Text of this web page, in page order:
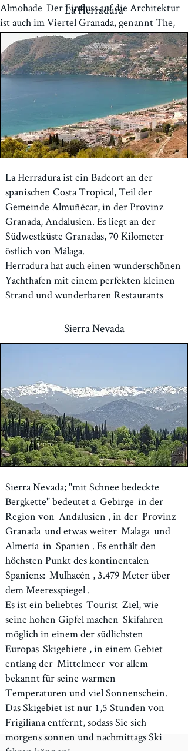
Almohade Der Einfluss auf die Architektur
ist auch im Viertel Granada, genannt The,
erhalten geblieben Albaicín mit seinen
schönen Beispielen der maurischen und
Morisco Konstruktion.
Granada ist nur eine Autostunde von
Frigiliana entfernt und ein ausgezeichneter
Tagesausflug, aber buchen Sie Ihre Tickets
für die Alhambra im Voraus!
La Herradura
La Herradura ist ein Badeort an der
spanischen Costa Tropical, Teil der
Gemeinde Almuñécar, in der Provinz
Granada, Andalusien. Es liegt an der
Südwestküste Granadas, 70 Kilometer
östlich von Málaga.
Herradura hat auch einen wunderschönen
Yachthafen mit einem perfekten kleinen
Strand und wunderbaren Restaurants
Sierra Nevada
Sierra Nevada; "mit Schnee bedeckte
Bergkette" bedeutet a Gebirge in der
Region von Andalusien , in der Provinz
Granada und etwas weiter Malaga und
Almería in Spanien . Es enthält den
höchsten Punkt des kontinentalen
Spaniens: Mulhacén , 3.479 Meterüber
dem Meeresspiegel .
Es ist ein beliebtes Tourist Ziel, wie
seine hohen Gipfel machen Skifahren
möglich in einem der südlichsten
Europas Skigebiete , in einem Gebiet
entlang der Mittelmeer vor allem
bekannt für seine warmen
Temperaturen und viel Sonnenschein.
Das Skigebiet ist nur 1,5 Stunden von
Frigiliana entfernt, sodass Sie sich
morgens sonnen und nachmittags Ski